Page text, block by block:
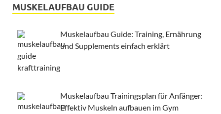
MUSKELAUFBAU GUIDE
Muskelaufbau Guide: Training, Ernährung
und Supplements einfach erklärt
Muskelaufbau Trainingsplan für Anfänger:
Effektiv Muskeln aufbauen im Gym